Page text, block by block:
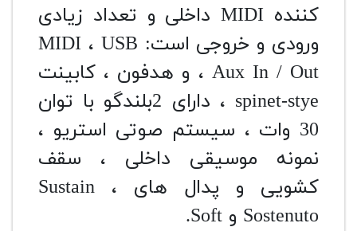
کننده MIDI داخلی و تعداد زیادی
ورودی و خروجی است: MIDI ، USB
، Aux In / Out و هدفون ، کابینت
spinet-stye ، دارای 2بلندگو با توان
30 وات ، سیستم صوتی استریو ،
نمونه موسیقی داخلی ، سقف
کشویی و پدال های Sustain ،
Sostenuto و Soft.